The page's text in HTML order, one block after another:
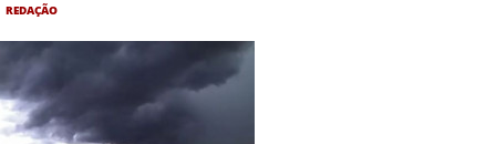
REDAÇÃO